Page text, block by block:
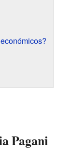
Pagani